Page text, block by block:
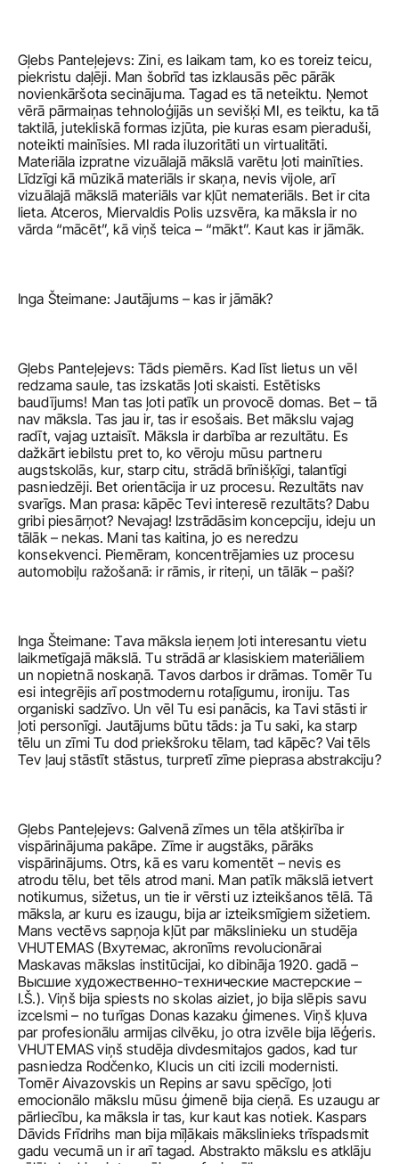
Gļebs Panteļejevs: Zini, es laikam tam, ko es toreiz teicu,
piekristu daļēji. Man šobrīd tas izklausās pēc pārāk
novienkāršota secinājuma. Tagad es tā neteiktu. Ņemot
vērā pārmaiņas tehnoloģijās un sevišķi MI, es teiktu, ka tā
taktilā, jutekliskā formas izjūta, pie kuras esam pieraduši,
noteikti mainīsies. MI rada iluzoritāti un virtualitāti.
Materiāla izpratne vizuālajā mākslā varētu ļoti mainīties.
Līdzīgi kā mūzikā materiāls ir skaņa, nevis vijole, arī
vizuālajā mākslā materiāls var kļūt nemateriāls. Bet ir cita
lieta. Atceros, Miervaldis Polis uzsvēra, ka māksla ir no
vārda “mācēt”, kā viņš teica – “mākt”. Kaut kas ir jāmāk.
Inga Šteimane: Jautājums – kas ir jāmāk?
Gļebs Panteļejevs: Tāds piemērs. Kad līst lietus un vēl
redzama saule, tas izskatās ļoti skaisti. Estētisks
baudījums! Man tas ļoti patīk un provocē domas. Bet – tā
nav māksla. Tas jau ir, tas ir esošais. Bet mākslu vajag
radīt, vajag uztaisīt. Māksla ir darbība ar rezultātu. Es
dažkārt iebilstu pret to, ko vēroju mūsu partneru
augstskolās, kur, starp citu, strādā brīnišķīgi, talantīgi
pasniedzēji. Bet orientācija ir uz procesu. Rezultāts nav
svarīgs. Man prasa: kāpēc Tevi interesē rezultāts? Dabu
gribi piesārņot? Nevajag! Izstrādāsim koncepciju, ideju un
tālāk – nekas. Mani tas kaitina, jo es neredzu
konsekvenci. Piemēram, koncentrējamies uz procesu
automobiļu ražošanā: ir rāmis, ir riteņi, un tālāk – paši?
Inga Šteimane: Tava māksla ieņem ļoti interesantu vietu
laikmetīgajā mākslā. Tu strādā ar klasiskiem materiāliem
un nopietnā noskaņā. Tavos darbos ir drāmas. Tomēr Tu
esi integrējis arī postmodernu rotaļīgumu, ironiju. Tas
organiski sadzīvo. Un vēl Tu esi panācis, ka Tavi stāsti ir
ļoti personīgi. Jautājums būtu tāds: ja Tu saki, ka starp
tēlu un zīmi Tu dod priekšroku tēlam, tad kāpēc? Vai tēls
Tev ļauj stāstīt stāstus, turpretī zīme pieprasa abstrakciju?
Gļebs Panteļejevs: Galvenā zīmes un tēla atšķirība ir
vispārinājuma pakāpe. Zīme ir augstāks, pārāks
vispārinājums. Otrs, kā es varu komentēt – nevis es
atrodu tēlu, bet tēls atrod mani. Man patīk mākslā ietvert
notikumus, sižetus, un tie ir vērsti uz izteikšanos tēlā. Tā
māksla, ar kuru es izaugu, bija ar izteiksmīgiem sižetiem.
Mans vectēvs sapņoja kļūt par mākslinieku un studēja
VHUTEMAS (Вхутемас, akronīms revolucionārai
Maskavas mākslas institūcijai, ko dibināja 1920. gadā –
Высшие художественно-технические мастерские –
I.Š.). Viņš bija spiests no skolas aiziet, jo bija slēpis savu
izcelsmi – no turīgas Donas kazaku ģimenes. Viņš kļuva
par profesionālu armijas cilvēku, jo otra izvēle bija lēģeris.
VHUTEMAS viņš studēja divdesmitajos gados, kad tur
pasniedza Rodčenko, Klucis un citi izcili modernisti.
Tomēr Aivazovskis un Repins ar savu spēcīgo, ļoti
emocionālo mākslu mūsu ģimenē bija cieņā. Es uzaugu ar
pārliecību, ka māksla ir tas, kur kaut kas notiek. Kaspars
Dāvids Frīdrihs man bija mīļākais mākslinieks trīspadsmit
gadu vecumā un ir arī tagad. Abstrakto mākslu es atklāju